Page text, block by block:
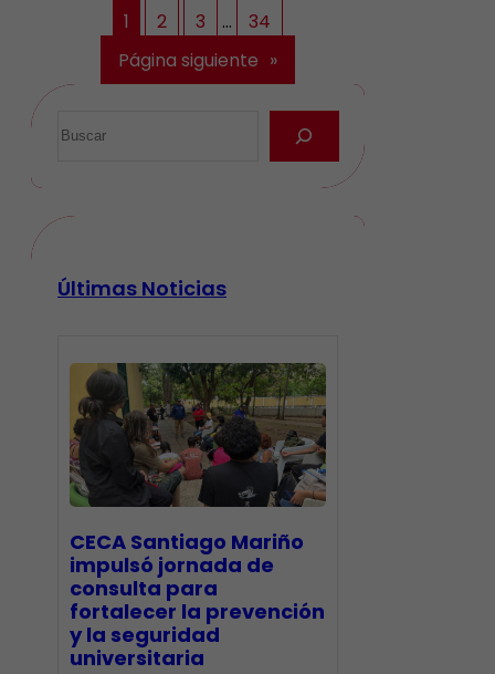
1 2 3 …
34
Página siguiente »
Últimas Noticias
CECA Santiago Mariño
impulsó jornada de
consulta para
fortalecer la prevención
y la seguridad
universitaria